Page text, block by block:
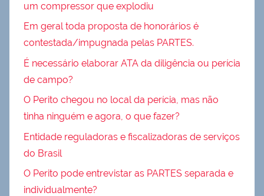
um compressor que explodiu
Em geral toda proposta de honorários é
contestada/impugnada pelas PARTES.
É necessário elaborar ATA da diligência ou perícia
de campo?
O Perito chegou no local da perícia, mas não
tinha ninguém e agora, o que fazer?
Entidade reguladoras e fiscalizadoras de serviços
do Brasil
O Perito pode entrevistar as PARTES separada e
individualmente?